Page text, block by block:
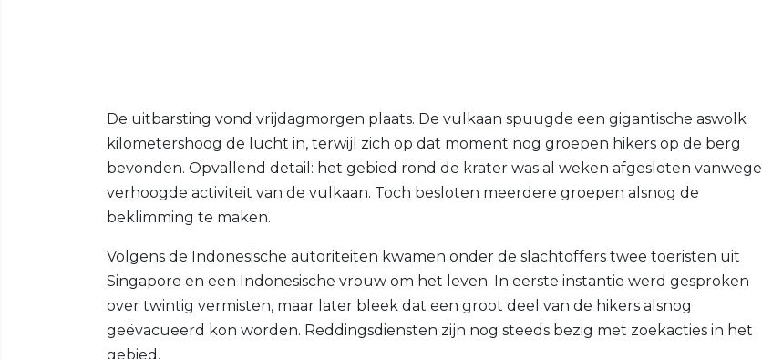
De uitbarsting vond vrijdagmorgen plaats. De vulkaan spuugde een gigantische aswolk
kilometershoog de lucht in, terwijl zich op dat moment nog groepen hikers op de berg
bevonden. Opvallend detail: het gebied rond de krater was al weken afgesloten vanwege
verhoogde activiteit van de vulkaan. Toch besloten meerdere groepen alsnog de
beklimming te maken.
Volgens de Indonesische autoriteiten kwamen onder de slachtoffers twee toeristen uit
Singapore en een Indonesische vrouw om het leven. In eerste instantie werd gesproken
over twintig vermisten, maar later bleek dat een groot deel van de hikers alsnog
geëvacueerd kon worden. Reddingsdiensten zijn nog steeds bezig met zoekacties in het
gebied.